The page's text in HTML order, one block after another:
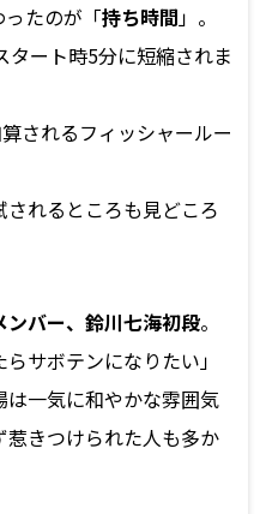
たのが「持ち時間 」。
ート時5分に短縮されま
されるフィッシャールー
れるところも見どころ
ンバー、鈴川七海初段。
サボテンになりたい」
は一気に和やかな雰囲気
きつけられた人も多か